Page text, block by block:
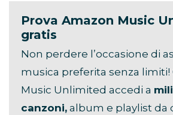
Prova Amazon Music
gratis
Non perdere l’occasione di
musica preferita senza limiti!
Music Unlimited accedi a
canzoni, album e playlist da